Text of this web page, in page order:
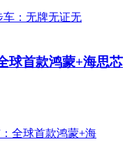
球首款鸿蒙+海思芯